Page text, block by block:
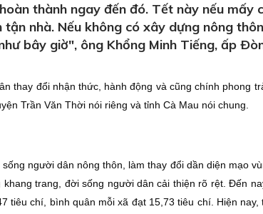
thành ngay đến đó. Tết này nếu mấy
nhà. Nếu không có xây dựng nông
bây giờ", ông Khổng Minh Tiếng, ấp
thay đổi nhận thức, hành động và cũng chính phong
Trần Văn Thời nói riêng và tỉnh Cà Mau nói chung.
người dân nông thôn, làm thay đổi dần diện mạo
trang, đời sống người dân cải thiện rõ rệt. Ðến
tiêu chí, bình quân mỗi xã đạt 15,73 tiêu chí. Hiện nay,